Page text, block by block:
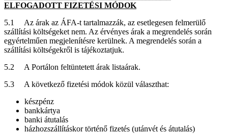
ELFOGADOTT FIZETÉSI MÓDOK
5.1 Az árak az ÁFA-t tartalmazzák, az esetlegesen felmerülő
szállítási költségeket nem. Az érvényes árak a megrendelés során
egyértelműen megjelenítésre kerülnek. A megrendelés során a
szállítási költségekről is tájékoztatjuk.
5.2 A Portálon feltüntetett árak listaárak.
5.3 A következő fizetési módok közül választhat:
készpénz
bankkártya
banki átutalás
házhozszállításkor történő fizetés (utánvét és átutalás)